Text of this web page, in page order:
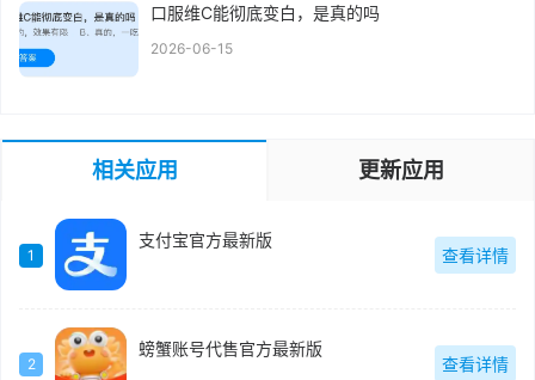
口服维C能彻底变白，是真的吗
2026-06-15
相关应用 更新应用
1
支付宝官方最新版
查看详情
2
螃蟹账号代售官方最新版
查看详情